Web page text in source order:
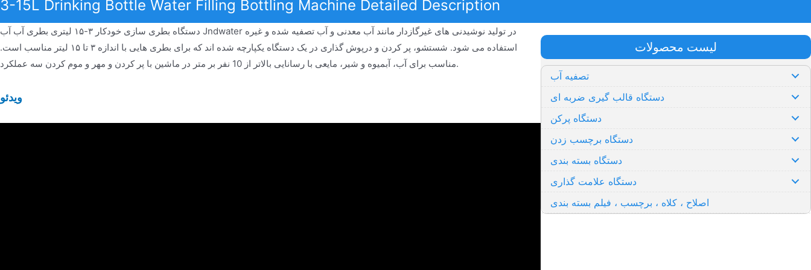
3-15L Drinking Bottle Water Filling Bottling Machine Detailed Description
دستگاه بطری سازی خودکار ۳-۱۵ لیتری بطری آب آب Jndwater در تولید نوشیدنی های غیرگازدار مانند آب معدنی و آب تصفیه شده و غیره
استفاده می شود. شستشو، پر کردن و درپوش گذاری در یک دستگاه یکپارچه شده اند که برای بطری هایی با اندازه ۳ تا ۱۵ لیتر مناسب است.
مناسب برای آب، آبمیوه و شیر، مایعی با رسانایی بالاتر از 10 نفر بر متر در ماشین با پر کردن و مهر و موم کردن سه عملکرد.
ویدئو
لیست محصولات
تصفیه آب
دستگاه قالب گیری ضربه ای
دستگاه پرکن
دستگاه برچسب زدن
دستگاه بسته بندی
دستگاه علامت گذاری
اصلاح ، کلاه ، برچسب ، فیلم بسته بندی